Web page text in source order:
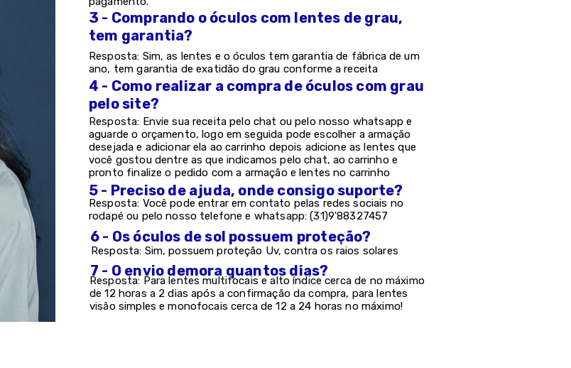
3 - Comprando o óculos com lentes de grau,
tem garantia?
Resposta: Sim, as lentes e o óculos tem garantia de fábrica de um
ano, tem garantia de exatidão do grau conforme a receita
4 - Como realizar a compra de óculos com grau
pelo site?
Resposta: Envie sua receita pelo chat ou pelo nosso whatsapp e
aguarde o orçamento, logo em seguida pode escolher a armação
desejada e adicionar ela ao carrinho depois adicione as lentes que
você gostou dentre as que indicamos pelo chat, ao carrinho e
pronto finalize o pedido com a armação e lentes no carrinho
5 - Preciso de ajuda, onde consigo suporte?
Resposta: Você pode entrar em contato pelas redes sociais no
rodapé ou pelo nosso telefone e whatsapp: (31)9'88327457
6 - Os óculos de sol possuem proteção?
Resposta: Sim, possuem proteção Uv, contra os raios solares
7 - O envio demora quantos dias?
Resposta: Para lentes multifocais e alto índice cerca de no máximo
de 12 horas a 2 dias após a confirmação da compra, para lentes
visão simples e monofocais cerca de 12 a 24 horas no máximo!